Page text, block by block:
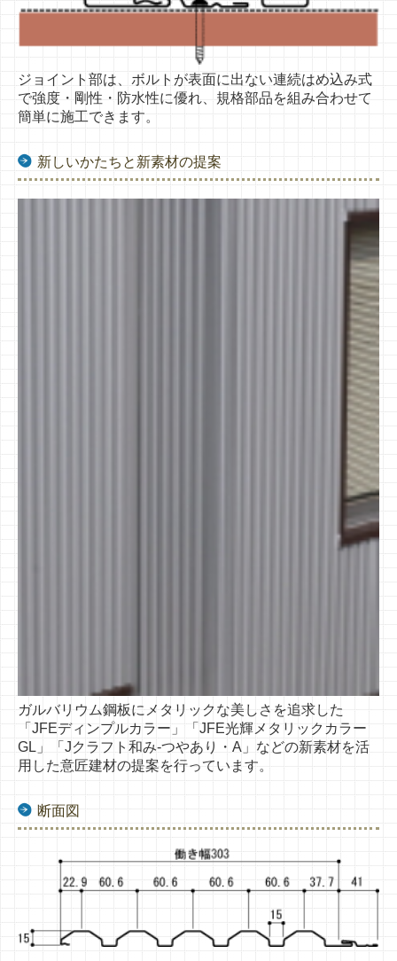
ジョイント部は、ボルトが表面に出ない連続はめ込み式
で強度・剛性・防水性に優れ、 規格部品を組み合わせて
簡単に施工できます。
新しいかたちと新素材の提案
ガルバリウム鋼板にメタリックな美しさを追求した
「JFEディンプルカラー」「JFE光輝メタリックカラー
GL」「Jクラフト和み-つやあり・A」 などの新素材を活
用した意匠建材の提案を行っています。
断面図